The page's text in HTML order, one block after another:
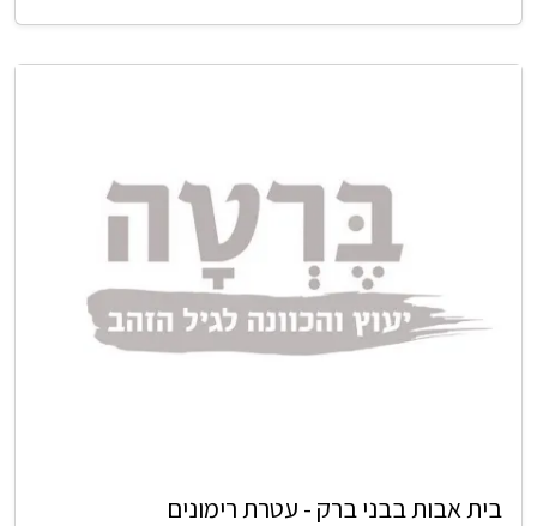
בית אבות בבני ברק - עטרת רימונים